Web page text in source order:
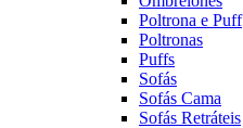
Poltrona e Puff
Poltronas
Puffs
Sofás
Sofás Cama
Sofás Retráteis